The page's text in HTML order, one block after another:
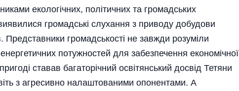
еколо­гічних, політичних та громадських
громадські слухання з приводу добудови
Представники громадськості не завжди розуміли
потужностей для забезпечення економічної
ставав багаторічний освітянський досвід Тетяни
з агресивно налаштованими опонентами. А